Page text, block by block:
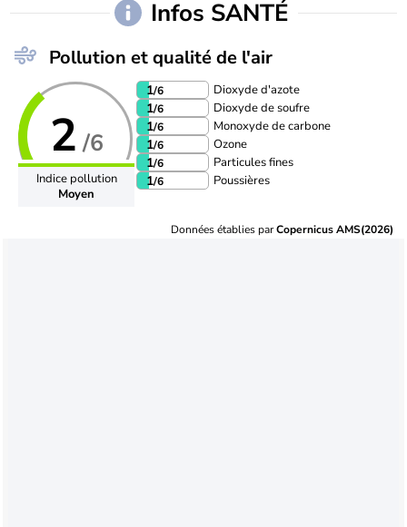
Infos SANTÉ
Pollution et qualité de l'air
2 /6
Indice pollution
Moyen
1/6 Dioxyde d'azote
1/6 Dioxyde de soufre
1/6 Monoxyde de carbone
1/6 Ozone
1/6 Particules fines
1/6 Poussières
Données établies parCopernicus AMS(2026)